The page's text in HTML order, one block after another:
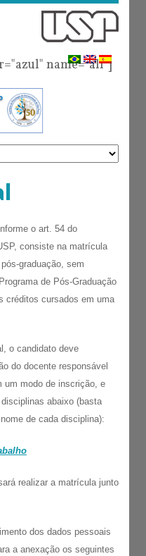
name="all"]
o art. 54 do
consiste na matrícula
graduação, sem
de Pós-Graduação
créditos cursados em uma
o candidato deve
do docente responsável
um modo de inscrição, e
abaixo (basta
de cada disciplina):
realizar a matrícula junto
dos dados pessoais
a anexação os seguintes